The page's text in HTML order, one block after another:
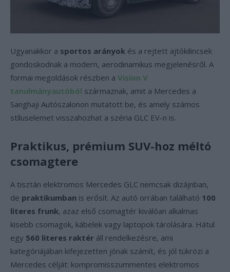
Ugyanakkor a sportos arányok és a rejtett ajtókilincsek
gondoskodnak a modern, aerodinamikus megjelenésről. A
formai megoldások részben a Vision V
tanulmányautóból származnak, amit a Mercedes a
Sanghaji Autószalonon mutatott be, és amely számos
stíluselemet visszahozhat a széria GLC EV-n is.
Praktikus, prémium SUV-hoz méltó
csomagtere
A tisztán elektromos Mercedes GLC nemcsak dizájnban,
de praktikumban is erősít. Az autó orrában található 100
literes frunk, azaz első csomagtér kiválóan alkalmas
kisebb csomagok, kábelek vagy laptopok tárolására. Hátul
egy 560 literes raktér áll rendelkezésre, ami
kategóriájában kifejezetten jónak számít, és jól tükrözi a
Mercedes célját: kompromisszummentes elektromos